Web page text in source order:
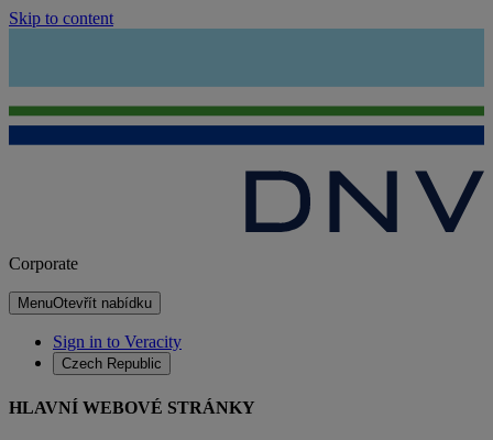
Skip to content
Corporate
MenuOtevřít nabídku
Sign in to Veracity
Czech Republic
HLAVNÍ WEBOVÉ STRÁNKY